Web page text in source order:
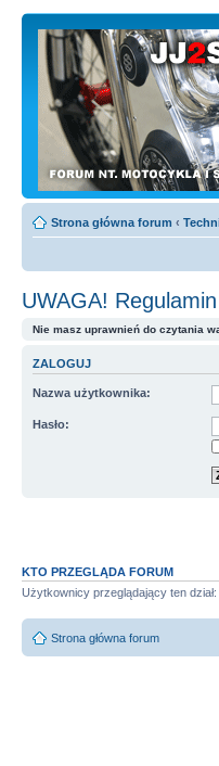
Strona główna forum ‹
UWAGA!
Nie masz uprawnień do czytania
ZALOGUJ
Nazwa użytkownika:
Hasło:
KTO PRZEGLĄDA FORUM
Użytkownicy przeglądający ten
Strona główna forum